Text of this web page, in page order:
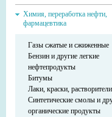
Химия, переработка нефти,
фармацевтика
Газы сжатые и сжиженные
Бензин и другие легкие
нефтепродукты
Битумы
Лаки, краски, растворители
Синтетические смолы и
органические продукты